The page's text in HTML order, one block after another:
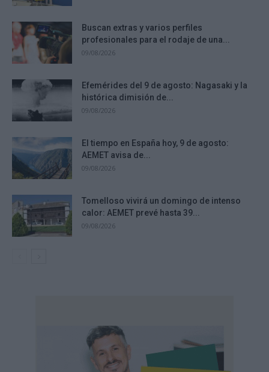
Buscan extras y varios perfiles
profesionales para el rodaje de una...
09/08/2026
Efemérides del 9 de agosto: Nagasaki y la
histórica dimisión de...
09/08/2026
El tiempo en España hoy, 9 de agosto:
AEMET avisa de...
09/08/2026
Tomelloso vivirá un domingo de intenso
calor: AEMET prevé hasta 39...
09/08/2026